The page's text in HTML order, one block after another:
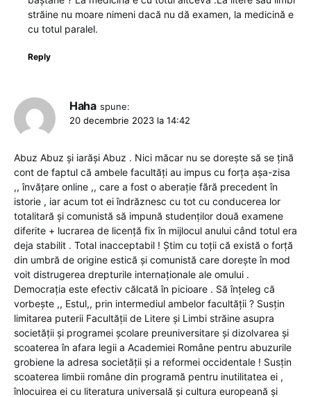
străine nu moare nimeni dacă nu dă examen, la medicină e
cu totul paralel.
Reply
Haha spune:
20 decembrie 2023 la 14:42
Abuz Abuz și iarăși Abuz . Nici măcar nu se dorește să se țină
cont de faptul că ambele facultăți au impus cu forța așa-zisa
,, învățare online ,, care a fost o aberație fără precedent în
istorie , iar acum tot ei îndrăznesc cu tot cu conducerea lor
totalitară și comunistă să impună studenților două examene
diferite + lucrarea de licență fix în mijlocul anului când totul era
deja stabilit . Total inacceptabil ! Știm cu toții că există o forță
din umbră de origine estică și comunistă care dorește în mod
voit distrugerea drepturile internaționale ale omului .
Democrația este efectiv călcată în picioare . Să înțeleg că
vorbește ,, Estul,, prin intermediul ambelor facultății ? Susțin
limitarea puterii Facultății de Litere și Limbi străine asupra
societății și programei școlare preuniversitare și dizolvarea și
scoaterea în afara legii a Academiei Române pentru abuzurile
grobiene la adresa societății și a reformei occidentale ! Susțin
scoaterea limbii române din programă pentru inutilitatea ei ,
înlocuirea ei cu literatura universală și cultura europeană și